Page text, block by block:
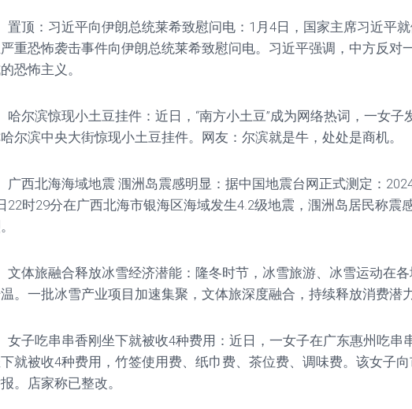
置顶：习近平向伊朗总统莱希致慰问电：1月4日，国家主席习近平
重恐怖袭击事件向伊朗总统莱希致慰问电。习近平强调，中方反对
恐怖主义。
哈尔滨惊现小土豆挂件：近日，“南方小土豆”成为网络热词，一女子
尔滨中央大街惊现小土豆挂件。网友：尔滨就是牛，处处是商机。
广西北海海域地震 涠洲岛震感明显：据中国地震台网正式测定：
22时29分在广西北海市银海区海域发生4.2级地震，涠洲岛居民称震
文体旅融合释放冰雪经济潜能：隆冬时节，冰雪旅游、冰雪运动在
。一批冰雪产业项目加速集聚，文体旅深度融合，持续释放消费潜力
女子吃串串香刚坐下就被收4种费用：近日，一女子在广东惠州吃串
就被收4种费用，竹签使用费、纸巾费、茶位费、调味费。该女子
。店家称已整改。